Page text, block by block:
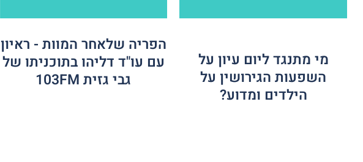
מי מתנגד ליום עיון על
השפעות הגירושין על
הילדים ומדוע?
הפריה שלאחר המוות - ראיון
עם עו"ד דליהו בתוכניתו של
גבי גזית 103FM